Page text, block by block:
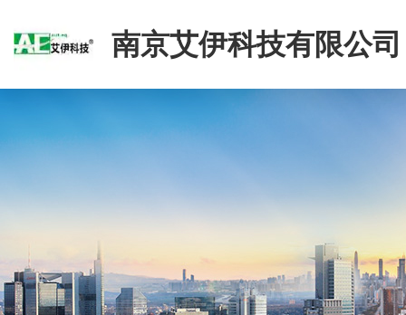
南京艾伊科技有限公司